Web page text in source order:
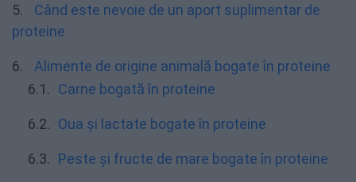
Când este nevoie de un aport suplimentar de
proteine
Alimente de origine animală bogate în proteine
Carne bogată în proteine
Oua și lactate bogate în proteine
Peste și fructe de mare bogate în proteine